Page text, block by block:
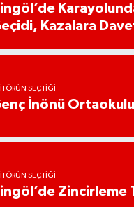
Kazalara
SEÇTIĞI
İnönü Ortaokulu
SEÇTIĞI
Zincirleme